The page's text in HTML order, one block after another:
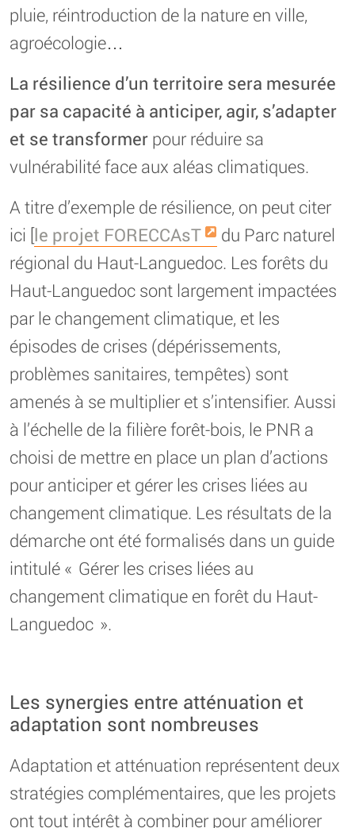
pluie, réintroduction de la nature en ville,
agroécologie…
La résilience d’un territoire sera mesurée
par sa capacité à anticiper, agir, s’adapter
et se transformer pour réduire sa
vulnérabilité face aux aléas climatiques.
A titre d’exemple de résilience, on peut citer
ici [le projet FORECCAsT
du Parc naturel
régional du Haut-Languedoc. Les forêts du
Haut-Languedoc sont largement impactées
par le changement climatique, et les
épisodes de crises (dépérissements,
problèmes sanitaires, tempêtes) sont
amenés à se multiplier et s’intensifier. Aussi
à l’échelle de la filière forêt-bois, le PNR a
choisi de mettre en place un plan d’actions
pour anticiper et gérer les crises liées au
changement climatique. Les résultats de la
démarche ont été formalisés dans un guide
intitulé « Gérer les crises liées au
changement climatique en forêt du Haut-
Languedoc ».
Les synergies entre atténuation et
adaptation sont nombreuses
Adaptation et atténuation représentent deux
stratégies complémentaires, que les projets
ont tout intérêt à combiner pour améliorer